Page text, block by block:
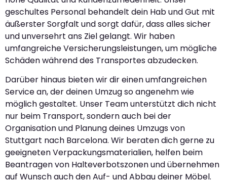
geschultes Personal behandelt dein Hab und Gut mit
äußerster Sorgfalt und sorgt dafür, dass alles sicher
und unversehrt ans Ziel gelangt. Wir haben
umfangreiche Versicherungsleistungen, um mögliche
Schäden während des Transportes abzudecken.
Darüber hinaus bieten wir dir einen umfangreichen
Service an, der deinen Umzug so angenehm wie
möglich gestaltet. Unser Team unterstützt dich nicht
nur beim Transport, sondern auch bei der
Organisation und Planung deines Umzugs von
Stuttgart nach Barcelona. Wir beraten dich gerne zu
geeigneten Verpackungsmaterialien, helfen beim
Beantragen von Halteverbotszonen und übernehmen
auf Wunsch auch den Auf- und Abbau deiner Möbel.